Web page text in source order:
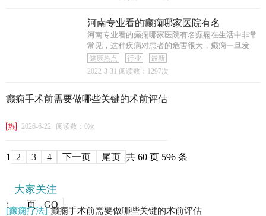
河南专业看的癫痫哪家医院有名
河南专业看的癫痫哪家医院有名癫痫在生活中非常
常见，这种疾病对患者的危害很大，癫痫一旦发
作，
健康热点 行业
最新
2022-3-31 阅读数：1297次
癫痫手术前需要做哪些关键的术前评估
热 2026-6-22 阅读数：0次
1 2 3 4 下一页 尾页 共 60 页 596 条
页 GO
大家关注
[癫痫疗法] 癫痫手术前需要做哪些关键的术前评估